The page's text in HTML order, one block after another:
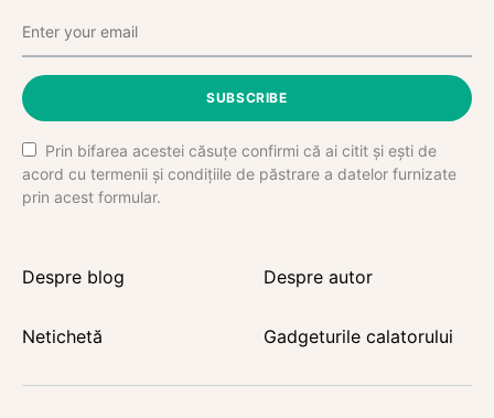
SUBSCRIBE
Prin bifarea acestei căsuțe confirmi că ai citit și ești de
acord cu termenii și condițiile de păstrare a datelor furnizate
prin acest formular.
Despre blog Despre autor
Netichetă Gadgeturile calatorului